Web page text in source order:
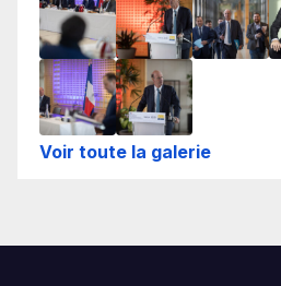
Voir toute la galerie